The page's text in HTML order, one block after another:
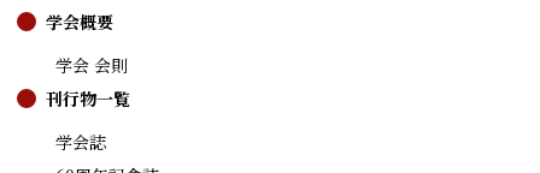
学会概要
学会 会則
刊行物一覧
学会誌